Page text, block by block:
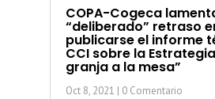
COPA-Cogeca
“deliberado” retraso
publicarse el informe
CCI sobre la
granja a la mesa”
Oct 8, 2021 | 0 Comentario